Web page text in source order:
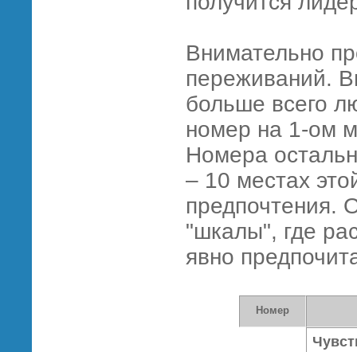
Внимательно
переживаний.
больше всего
номер на 1-ом
Номера
– 10 местах
предпочтения.
"шкалы", где
явно
Номер